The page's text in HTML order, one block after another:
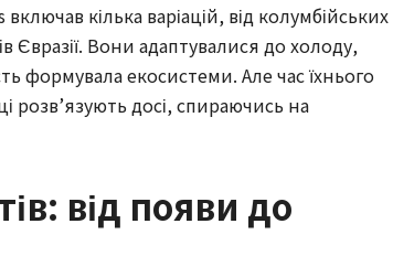
кілька варіацій, від колумбійських
Євразії. Вони адаптувалися до холоду,
формувала екосистеми. Але час їхнього
досі, спираючись на
від появи до